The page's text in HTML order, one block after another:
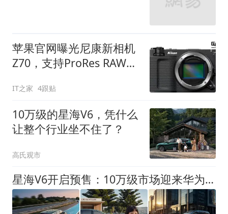
苹果官网曝光尼康新相机
Z70，支持ProRes RAW录
IT之家 4跟贴
10万级的星海V6，凭什么
让整个行业坐不住了？
高氏观市
星海V6开启预售：10万级市场迎来华为乾崑大六座，起售价8.99万元